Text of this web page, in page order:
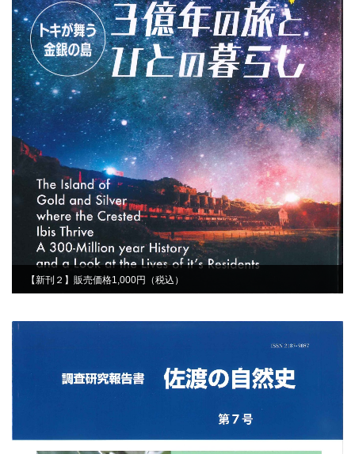
【新刊２】販売価格1,000円（税込）